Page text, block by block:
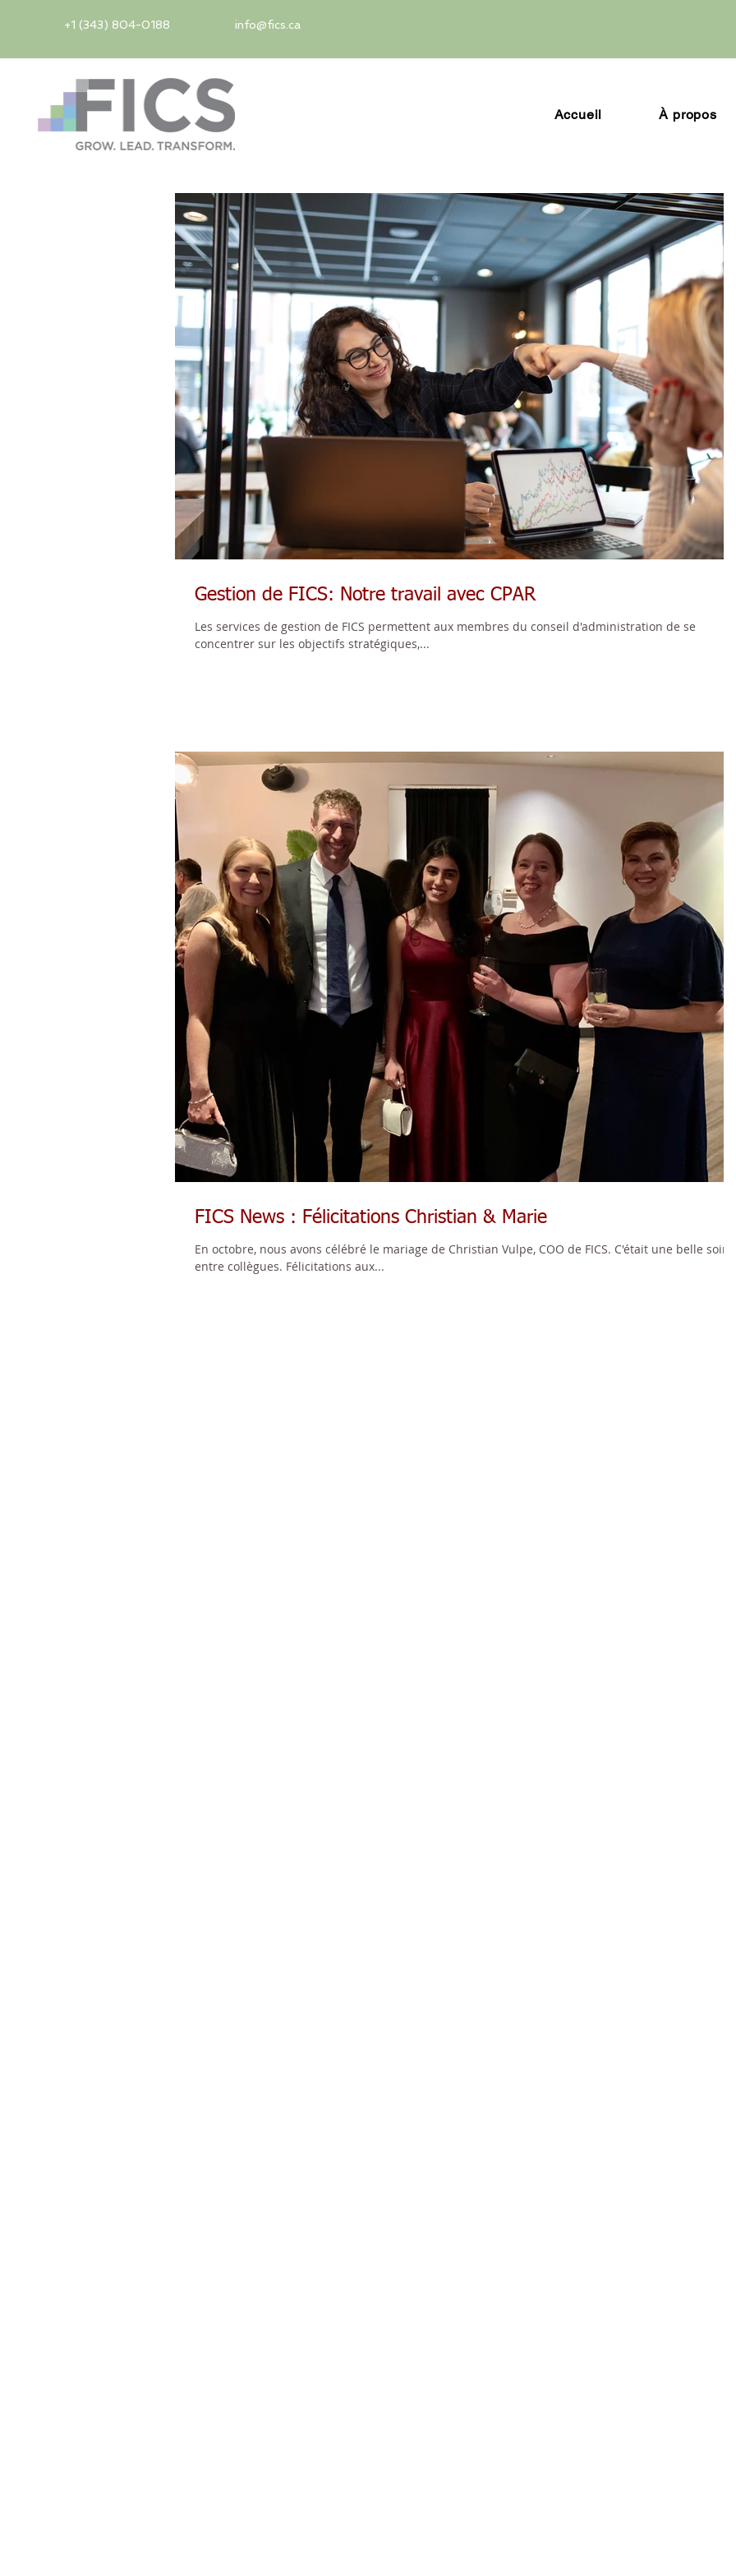
+1 (343) 804-0188 info@fics.ca
Accueil À propos
Gestion de FICS: Notre travail avec CPAR
Les services de gestion de FICS permettent aux membres du conseil d'administration de se
concentrer sur les objectifs stratégiques,...
FICS News : Félicitations Christian & Marie
En octobre, nous avons célébré le mariage de Christian Vulpe, COO de FICS. C'était une belle
entre collègues. Félicitations aux...